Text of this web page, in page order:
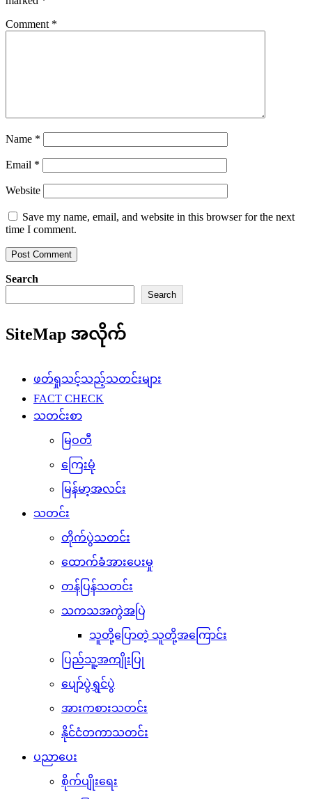
Comment *
Name *
Email *
Website
Save my name, email, and website in this browser for the next
time I comment.
Search
Search
SiteMap အလိုက်
ဖတ်ရှုသင့်သည့်သတင်းများ
FACT CHECK
သတင်းစာ
မြဝတီ
ကြေးမုံ
မြန်မာ့အလင်း
သတင်း
တိုက်ပွဲသတင်း
ထောက်ခံအားပေးမှု
တန်ပြန်သတင်း
သကသအကွဲအပြဲ
သူတို့ပြောတဲ့ သူတို့အကြောင်း
ပြည်သူ့အကျိုးပြု
ပျော်ပွဲရွှင်ပွဲ
အားကစားသတင်း
နိုင်ငံတကာသတင်း
ပညာပေး
စိုက်ပျိုးရေး